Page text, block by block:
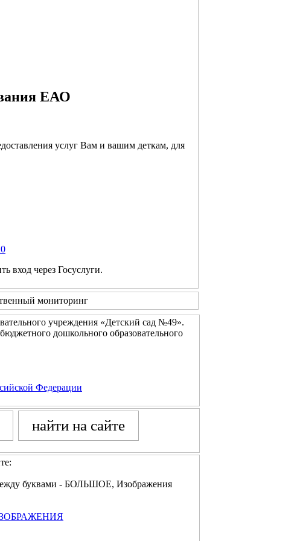
ЕАО
услуг Вам и вашим деткам, для
вход через Госуслуги.
мониторинг
учреждения «Детский сад №49».
дошкольного образовательного
Федерации
буквами - БОЛЬШОЕ, Изображения